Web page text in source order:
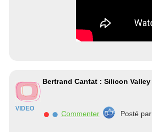
VIDEO
Bertrand Cantat : Silicon Valley
Commenter Posté par